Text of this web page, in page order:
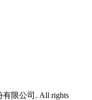
有限公司. All rights